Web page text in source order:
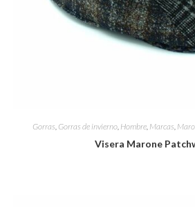
Gorras Gorras de invierno Hombre Marcas
Visera Marone